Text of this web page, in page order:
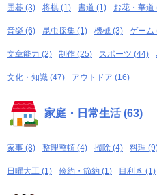
囲碁 (3) 将棋 (1) 書道 (1) お花・華道
音楽 (6) 昆虫採集 (1) 機械 (3) ゲーム
文章能力 (2) 制作 (25) スポーツ (44)
文化・知識 (47) アウトドア (16)
家庭・日常生活 (63)
家事 (8) 整理整頓 (4) 掃除 (4) 料理
日曜大工 (1) 倹約・節約 (1) 目利き (1)